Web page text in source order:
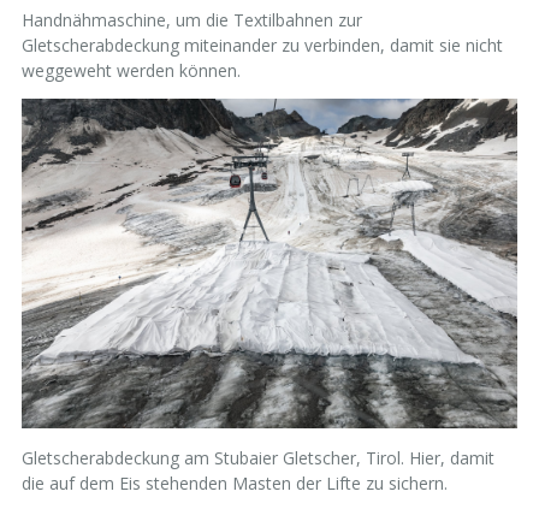
Handnähmaschine, um die Textilbahnen zur
Gletscherabdeckung miteinander zu verbinden, damit sie nicht
weggeweht werden können.
Gletscherabdeckung am Stubaier Gletscher, Tirol. Hier, damit
die auf dem Eis stehenden Masten der Lifte zu sichern.